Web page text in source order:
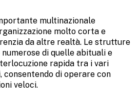
multinazionale
molto corta e
da altre realtà. Le strutture
di quelle abituali e
rapida tra i vari
di operare con
veloci.